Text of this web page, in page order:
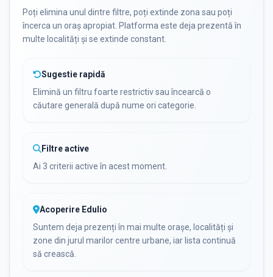
Resetează filtrele
Poți elimina unul dintre filtre, poți extinde zona sau poți
încerca un oraș apropiat. Platforma este deja prezentă în
multe localități și se extinde constant.
Sugestie rapidă
Elimină un filtru foarte restrictiv sau încearcă o
căutare generală după nume ori categorie.
Filtre active
Ai 3 criterii active în acest moment.
Acoperire Edulio
Suntem deja prezenți în mai multe orașe, localități și
zone din jurul marilor centre urbane, iar lista continuă
să crească.